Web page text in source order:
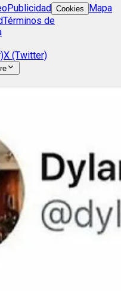
Publicidad Cookies
Mapa
Términos de
X (Twitter)